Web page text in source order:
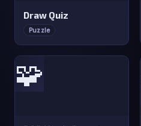
Draw Quiz
Puzzle
🧩